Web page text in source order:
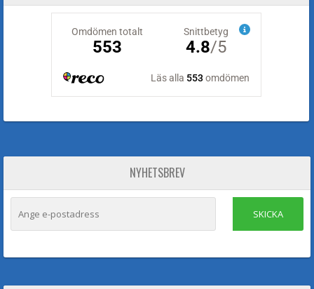
NYHETSBREV
SKICKA